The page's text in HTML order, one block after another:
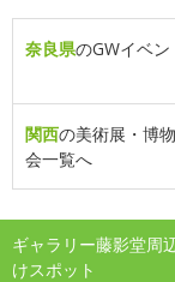
奈良県のGWイベ
関西の美術展・博
会一覧へ
ギャラリー藤影堂周
けスポット